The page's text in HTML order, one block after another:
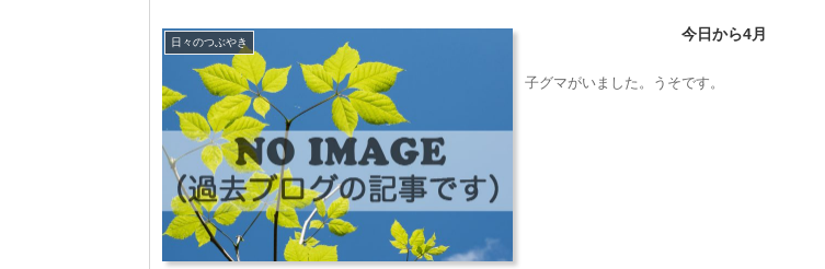
日々のつぶやき 今日から4月
子グマがいました。うそです。